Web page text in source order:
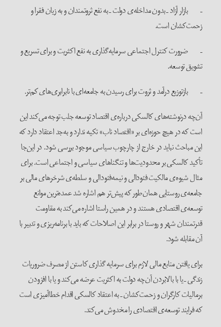
– بازار آزاد ـ بدون مداخله‌ی دولت ـ به نفع ثروتمندان و به زیان فقرا و
زحمت‌کشان است.
– ضرورت کنترل اجتماعی سرمایه‌گذاری به نفع اکثریت و برای تسریع و
تشویق توسعه.
– بازتوزیع درآمد و ثروت برای رسیدن به جامعه‌ای با نابرابری‌های کم‌تر.
آن‌چه درنوشته‌های کالسکی درباره‌ی اقتصاد توسعه جلب توجه می‌کند این
است که در هیچ حوزه‌ای بر «اقتصاد ناب» تکیه ندارد و به‌جد اعتقاد دارد که
این مباحث نباید در خارج از چارچوب سیاسی موجود بررسی شود. در این‌جا
تأکید کالسکی بر محدودیت‌ها و تنگناهای سیاسی و اجتماعی است. برای
مثال شیوه‌ی مالکیت فئودالی و نیمه‌فئودالی و سلطه‌ی شرخرهای مالی بر
جامعه‌ی روستایی همان‌طور که پیش‌تر هم اشاره شد عمده‌ترین موانع
توسعه‌ی اقتصادی هستند و در همین راستا اشاره می‌کند به مقاومت
قدرتمندان شهر و روستا در برابر این اصلاحات که باید با برنامه‌ریزی و تدبیر با
آن مقابله شود.
برای یافتن منابع مالی لازم برای سرمایه گذاری کاستن از مصرف ضروریات
زندگی ـ یا با بالابردن آن‌چه دولت به اکثریت عرضه می‌کند و یا با افزودن
برمالیات کارگران و زحمت‌کشان ـ به اعتقاد کالسکی اقدام خطاآمیزی است
که فرایند توسعه‌ی اقتصادی را مخدوش می‌کند.